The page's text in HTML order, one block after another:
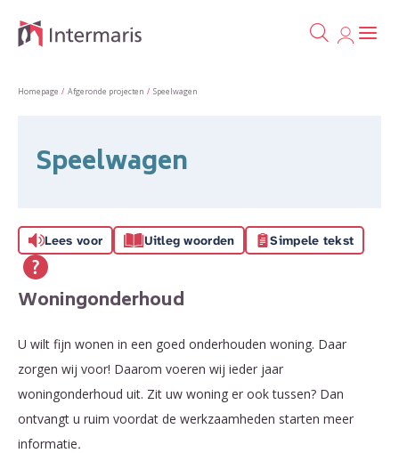
Naar de homepage Ga
Homepage Afgeronde projecten Speelwagen
Speelwagen
Lees voor Uitleg woorden Simpele tekst
Woningonderhoud
U wilt fijn wonen in een goed onderhouden woning. Daar
zorgen wij voor! Daarom voeren wij ieder jaar
woningonderhoud uit. Zit uw woning er ook tussen? Dan
ontvangt u ruim voordat de werkzaamheden starten meer
informatie.